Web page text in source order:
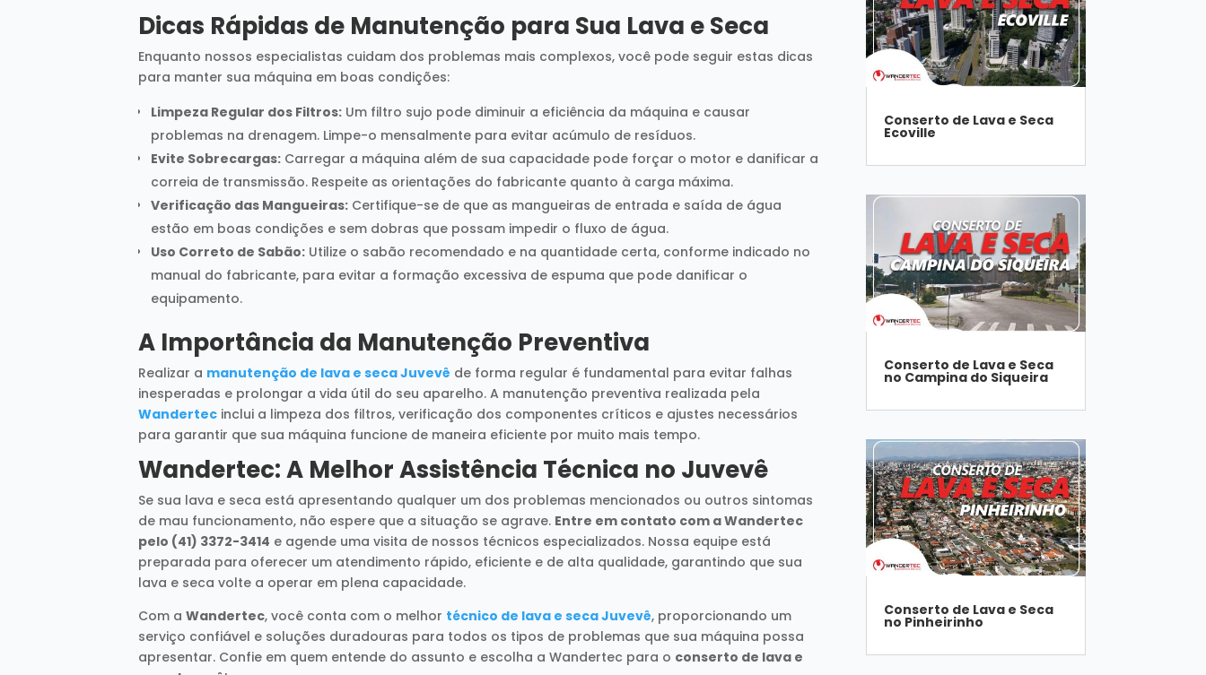
Dicas Rápidas de Manutenção para Sua Lava e Seca
Enquanto nossos especialistas cuidam dos problemas mais complexos, você pode seguir estas dicas
para manter sua máquina em boas condições:
Limpeza Regular dos Filtros: Um filtro sujo pode diminuir a eficiência da máquina e causar
problemas na drenagem. Limpe-o mensalmente para evitar acúmulo de resíduos.
Evite Sobrecargas: Carregar a máquina além de sua capacidade pode forçar o motor e danificar a
correia de transmissão. Respeite as orientações do fabricante quanto à carga máxima.
Verificação das Mangueiras: Certifique-se de que as mangueiras de entrada e saída de água
estão em boas condições e sem dobras que possam impedir o fluxo de água.
Uso Correto de Sabão: Utilize o sabão recomendado e na quantidade certa, conforme indicado no
manual do fabricante, para evitar a formação excessiva de espuma que pode danificar o
equipamento.
A Importância da Manutenção Preventiva
Realizar a manutenção de lava e seca Juvevê de forma regular é fundamental para evitar falhas
inesperadas e prolongar a vida útil do seu aparelho. A manutenção preventiva realizada pela
Wandertec inclui a limpeza dos filtros, verificação dos componentes críticos e ajustes necessários
para garantir que sua máquina funcione de maneira eficiente por muito mais tempo.
Wandertec: A Melhor Assistência Técnica no Juvevê
Se sua lava e seca está apresentando qualquer um dos problemas mencionados ou outros sintomas
de mau funcionamento, não espere que a situação se agrave. Entre em contato com a Wandertec
pelo (41) 3372-3414 e agende uma visita de nossos técnicos especializados. Nossa equipe está
preparada para oferecer um atendimento rápido, eficiente e de alta qualidade, garantindo que sua
lava e seca volte a operar em plena capacidade.
Com aWandertec, você conta com o melhor técnico de lava e seca Juvevê, proporcionando um
serviço confiável e soluções duradouras para todos os tipos de problemas que sua máquina possa
apresentar. Confie em quem entende do assunto e escolha a Wandertec para o conserto de lava e
Conserto de Lava e Seca
Ecoville
Conserto de Lava e Seca
no Campina do Siqueira
Conserto de Lava e Seca
no Pinheirinho